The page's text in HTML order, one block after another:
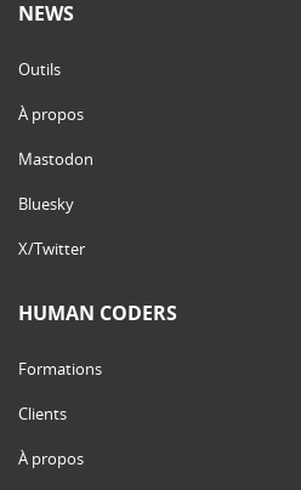
NEWS
Outils
À propos
Mastodon
Bluesky
X/Twitter
HUMAN CODERS
Formations
Clients
À propos